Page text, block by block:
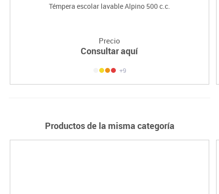
Témpera escolar lavable Alpino 500 c.c.
Precio
Consultar aquí
+9
Productos de la misma categoría